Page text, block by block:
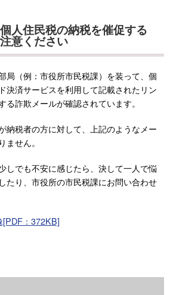
人住民税の納税を催促する
意ください
局（例：市役所市民税課）を装って、個
決済サービスを利用して記載されたリン
る詐欺メールが確認されています。
納税者の方に対して、上記のようなメー
せん。
しでも不安に感じたら、決して一人で悩
たり、市役所の市民税課にお問い合わせ
[PDF：372KB]